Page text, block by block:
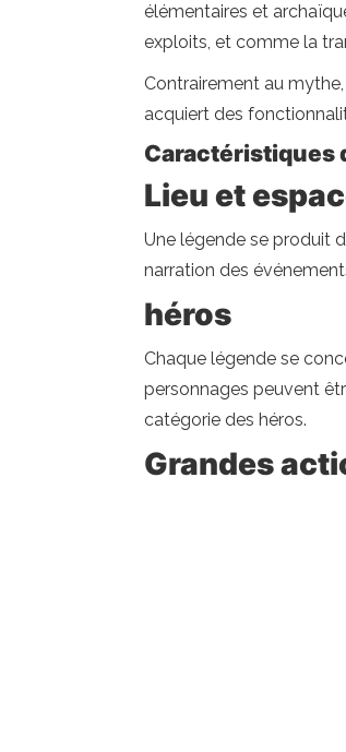
élémentaires et
exploits, et comme la
Contrairement au
acquiert des
Caractéristiques
Lieu et
Une légende se produit
narration des
héros
Chaque légende se
personnages peuvent
catégorie des héros.
Grandes